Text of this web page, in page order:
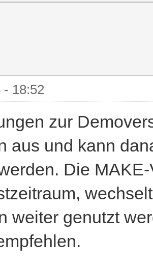
- 18:52
zur
aus und kann
Die
weiter genutzt